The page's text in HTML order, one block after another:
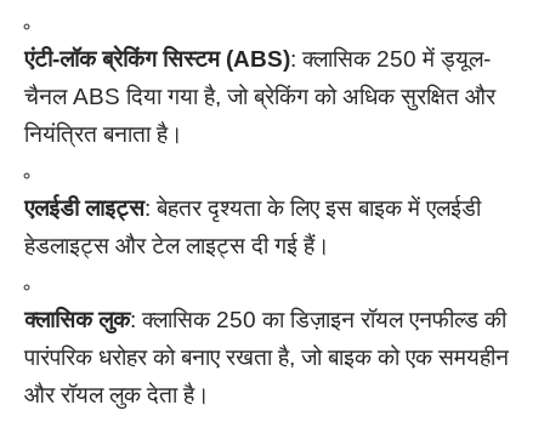
एंटी-लॉक ब्रेकिंग सिस्टम (ABS): क्लासिक 250 में ड्यूल-
चैनल ABS दिया गया है, जो ब्रेकिंग को अधिक सुरक्षित और
नियंत्रित बनाता है।
एलईडी लाइट्स: बेहतर दृश्यता के लिए इस बाइक में एलईडी
हेडलाइट्स और टेल लाइट्स दी गई हैं।
क्लासिक लुक: क्लासिक 250 का डिज़ाइन रॉयल एनफील्ड की
पारंपरिक धरोहर को बनाए रखता है, जो बाइक को एक समयहीन
और रॉयल लुक देता है।